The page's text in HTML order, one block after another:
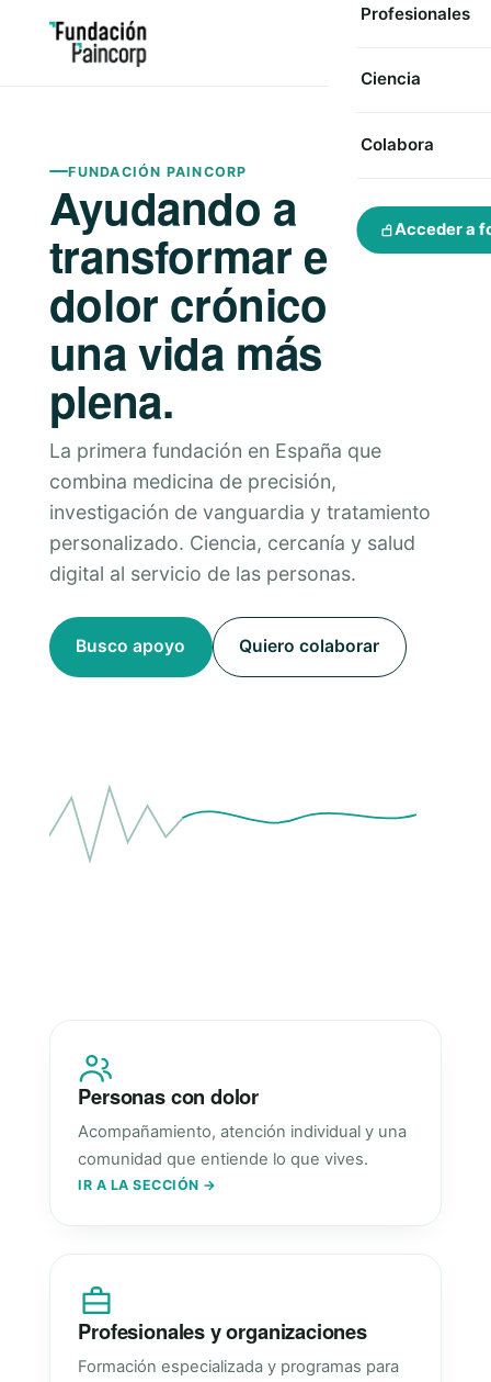
Profesionales
Ciencia
Colabora
Acceder a
FUNDACIÓN PAINCORP
Ayudando a
transformar el
dolor crónico en
una vida más
plena.
La primera fundación en España que
combina medicina de precisión,
investigación de vanguardia y tratamiento
personalizado. Ciencia, cercanía y salud
digital al servicio de las personas.
Busco apoyo Quiero colaborar
Personas con dolor
Acompañamiento, atención individual y una
comunidad que entiende lo que vives.
IR A LA SECCIÓN →
Profesionales y organizaciones
Formación especializada y programas para